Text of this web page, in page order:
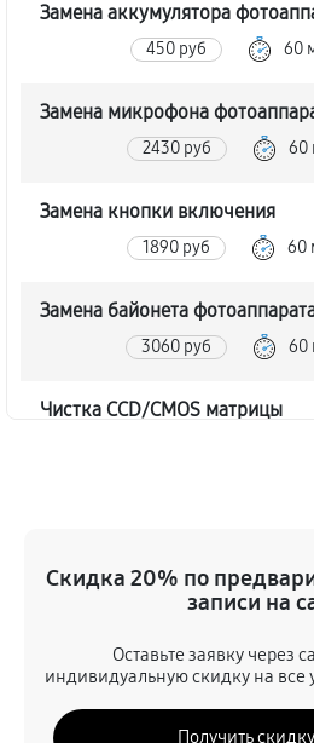
Замена аккумулятора
450 руб 60
Замена микрофона
2430 руб 60
Замена кнопки включения
1890 руб 60
Замена байонета
3060 руб 60
Чистка CCD/CMOS матрицы
Замена платы отсека карты
Замена материнской платы
Скидка 20% по
записи на
Оставьте заявку через
индивидуальную скидку на все
Получить